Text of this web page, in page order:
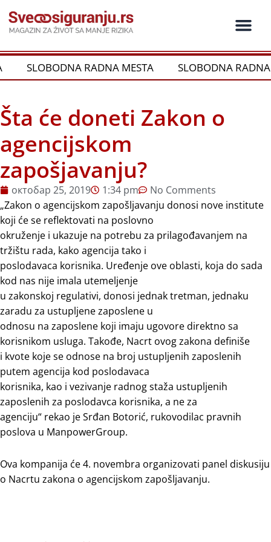
на
садржај
SLOBODNA RADNA MESTA SLOBODNA RADNA
Šta će doneti Zakon o
agencijskom
zapošjavanju?
октобар 25, 2019 1:34 pm
No Comments
„Zakon o agencijskom zapošljavanju donosi nove institute
koji će se reflektovati na poslovno
okruženje i ukazuje na potrebu za prilagođavanjem na
tržištu rada, kako agencija tako i
poslodavaca korisnika. Uređenje ove oblasti, koja do sada
kod nas nije imala utemeljenje
u zakonskoj regulativi, donosi jednak tretman, jednaku
zaradu za ustupljene zaposlene u
odnosu na zaposlene koji imaju ugovore direktno sa
korisnikom usluga. Takođe, Nacrt ovog zakona definiše
i kvote koje se odnose na broj ustupljenih zaposlenih
putem agencija kod poslodavaca
korisnika, kao i vezivanje radnog staža ustupljenih
zaposlenih za poslodavca korisnika, a ne za
agenciju“ rekao je Srđan Botorić, rukovodilac pravnih
poslova u ManpowerGroup.
Ova kompanija će 4. novembra organizovati panel diskusiju
o Nacrtu zakona o agencijskom zapošljavanju.